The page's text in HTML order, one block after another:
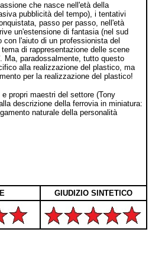
che nasce nell'età della
pubblicità del tempo), i tentativi
passo per passo, nell'età
un'estensione di fantasia (nel sud
l'aiuto di un professionista del
di rappresentazione delle scene
Ma, paradossalmente, tutto questo
alla realizzazione del plastico, ma
per la realizzazione del plastico!
propri maestri del settore (Tony
descrizione della ferrovia in miniatura:
naturale della personalità
GIUDIZIO SINTETICO